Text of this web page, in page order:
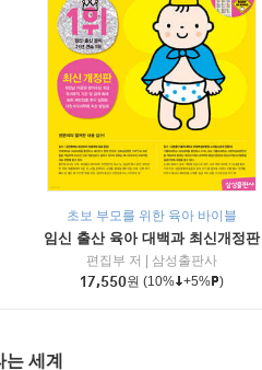
초보 부모를 위한 육아 바이블
임신 출산 육아 대백과 최신개정판
편집부 저
삼성출판사
17,550원 (10% +5% )
세계